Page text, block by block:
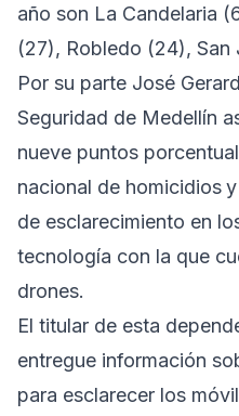
año son La Candelaria
(27), Robledo (24), San
Por su parte José
Seguridad de Medellín
nueve puntos
nacional de homicidios
de esclarecimiento en
tecnología con la que
drones.
El titular de esta
entregue información
para esclarecer los